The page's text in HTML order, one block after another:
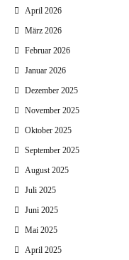
April 2026
März 2026
Februar 2026
Januar 2026
Dezember 2025
November 2025
Oktober 2025
September 2025
August 2025
Juli 2025
Juni 2025
Mai 2025
April 2025